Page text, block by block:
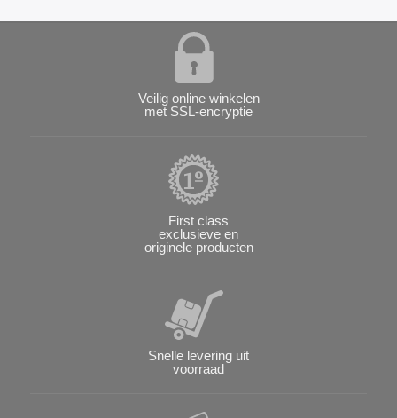
Veilig online winkelen
met SSL-encryptie
First class
exclusieve en
originele producten
Snelle levering uit
voorraad